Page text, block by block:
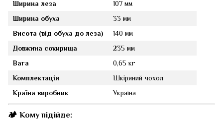
Ширина леза
107 мм
Ширина обуха
33 мм
Висота (від обуха до леза)
140 мм
Довжина сокирища
235 мм
Вага
0,65 кг
Комплектація
Шкіряний чохол
Країна виробник
Україна
🏕️ Кому підійде: